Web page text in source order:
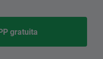
gratuita